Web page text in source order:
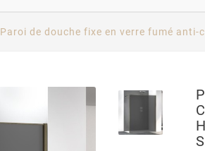
Paroi de douche fixe en verre fumé